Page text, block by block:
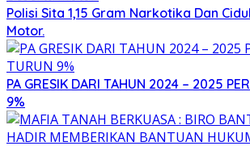
Polisi Sita 1,15 Gram Narkotika Dan
Motor.
PA GRESIK DARI TAHUN 2024 – 2025
9%